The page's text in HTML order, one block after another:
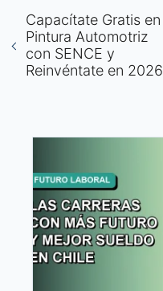
Capacítate Gratis en
Pintura Automotriz
con SENCE y
Reinvéntate en 2026